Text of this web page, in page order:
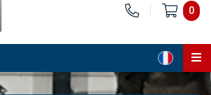
0
Page d'accueil